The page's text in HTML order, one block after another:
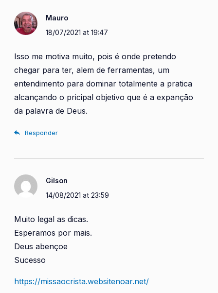
Mauro
18/07/2021 at 19:47
Isso me motiva muito, pois é onde pretendo
chegar para ter, alem de ferramentas, um
entendimento para dominar totalmente a pratica
alcançando o pricipal objetivo que é a expanção
da palavra de Deus.
Responder
Gilson
14/08/2021 at 23:59
Muito legal as dicas.
Esperamos por mais.
Deus abençoe
Sucesso
https://missaocrista.websitenoar.net/